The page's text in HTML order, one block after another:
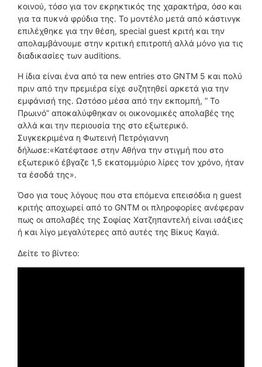
κοινού, τόσο για τον εκρηκτικός της χαρακτήρα, όσο και
για τα πυκνά φρύδια της. Το μοντέλο μετά από κάστινγκ
επιλέχθηκε για την θέση, special guest κριτή και την
απολαμβάνουμε στην κριτική επιτροπή αλλά μόνο για τις
διαδικασίες των auditions.
Η ίδια είναι ένα από τα new entries στο GNTM 5 και πολύ
πριν από την πρεμιέρα είχε συζητηθεί αρκετά για την
εμφάνισή της. Ωστόσο μέσα από την εκπομπή, ” To
Πρωινό” αποκαλύφθηκαν οι οικονομικές απολαβές της
αλλά και την περιουσία της στο εξωτερικό.
Συγκεκριμένα η Φωτεινή Πετρόγιαννη
δήλωσε:«Κατέφτασε στην Αθήνα την στιγμή που στο
εξωτερικό έβγαζε 1,5 εκατομμύριο λίρες τον χρόνο, ήταν
τα έσοδά της».
Όσο για τους λόγους που στα επόμενα επεισόδια η guest
κριτής αποχωρεί από το GNTM οι πληροφορίες ανέφεραν
πως οι απολαβές της Σοφίας Χατζηπαντελή είναι ισάξιες
ή και λίγο μεγαλύτερες από αυτές της Βίκυς Καγιά.
Δείτε το βίντεο: